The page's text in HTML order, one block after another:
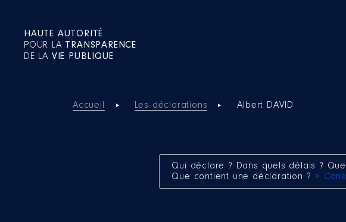
HAUTE AUTORITÉ
POUR LA TRANSPARENCE
DE LA VIE PUBLIQUE
Accueil Les déclarations Albert DAVID
Qui déclare ? Dans quels délais ?
Que contient une déclaration ? >